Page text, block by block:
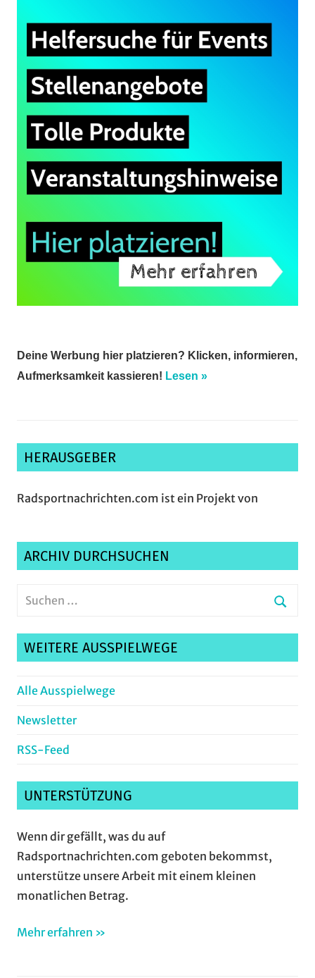
Deine Werbung hier platzieren? Klicken, informieren,
Aufmerksamkeit kassieren! Lesen »
HERAUSGEBER
Radsportnachrichten.com ist ein Projekt von
ARCHIV DURCHSUCHEN
Suchen
WEITERE AUSSPIELWEGE
Alle Ausspielwege
Newsletter
RSS-Feed
UNTERSTÜTZUNG
Wenn dir gefällt, was du auf
Radsportnachrichten.com geboten bekommst,
unterstütze unsere Arbeit mit einem kleinen
monatlichen Betrag.
Mehr erfahren »